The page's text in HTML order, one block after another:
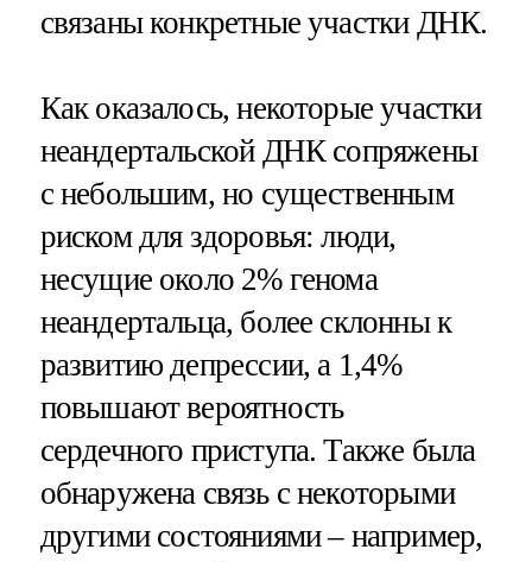
связаны конкретные участки ДНК.
Как оказалось, некоторые участки
неандертальской ДНК сопряжены
с небольшим, но существенным
риском для здоровья: люди,
несущие около 2% генома
неандертальца, более склонны к
развитию депрессии, а 1,4%
повышают вероятность
сердечного приступа. Также была
обнаружена связь с некоторыми
другими состояниями – например,